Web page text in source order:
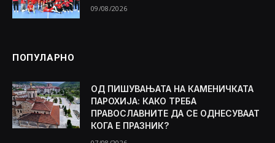
09/08/2026
ПОПУЛАРНО
ОД ПИШУВАЊАТА НА КАМЕНИЧКАТА
ПАРОХИЈА: КАКО ТРЕБА
ПРАВОСЛАВНИТЕ ДА СЕ ОДНЕСУВААТ
КОГА Е ПРАЗНИК?